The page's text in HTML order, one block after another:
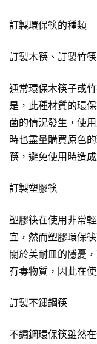
訂製環保筷的種類
訂製木筷、訂製竹筷
通常環保木筷子或
是，此種材質的環
菌的情況發生，使
時也盡量購買原色
筷，避免使用時造
訂製塑膠筷
塑膠筷在使用非常
宜，然而塑膠環保
關於美耐皿的隱憂
有毒物質，因此在
訂製不鏽鋼筷
不鏽鋼環保筷雖然